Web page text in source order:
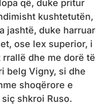
që, duke pritur
kushtetutën,
jashtë, duke harruar
ose lex superior, i
dhe me dorë të
belg Vigny, si dhe
shoqërore e
shkroi Ruso.